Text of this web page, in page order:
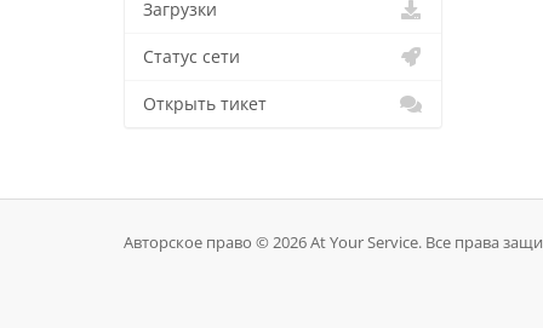
Загрузки
Статус сети
Открыть тикет
Авторское право © 2026 At Your Service. Все права